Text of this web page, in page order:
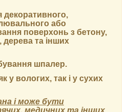
декоративного,
або
поверхонь з бетону,
дерева та інших
шпалер.
у вологих, так і у сухих
і може бути
медичних та інших